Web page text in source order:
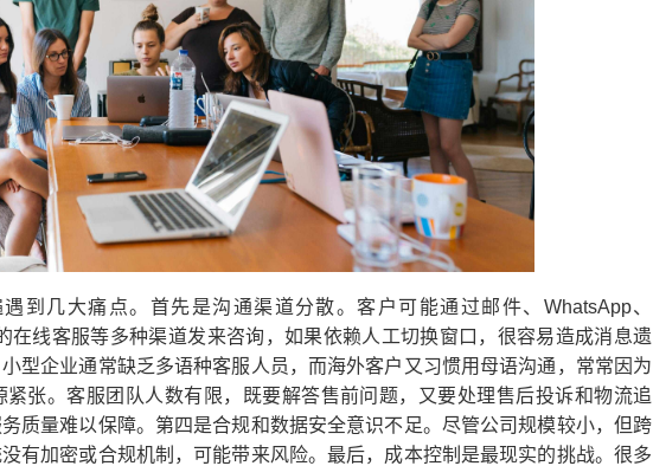
到几大痛点。首先是沟通渠道分散。客户可能通过邮件、WhatsApp、
在线客服等多种渠道发来咨询，如果依赖人工切换窗口，很容易造成消息遗
型企业通常缺乏多语种客服人员，而海外客户又习惯用母语沟通，常常因为
张。客服团队人数有限，既要解答售前问题，又要处理售后投诉和物流追
质量难以保障。第四是合规和数据安全意识不足。尽管公司规模较小，但跨
有加密或合规机制，可能带来风险。最后，成本控制是最现实的挑战。很多